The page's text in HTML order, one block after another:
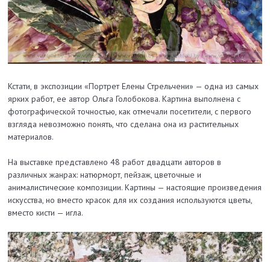
Кстати, в экспозиции «Портрет Елены Стрельчени» — одна из самых
ярких работ, ее автор Ольга Голобокова. Картина выполнена с
фотографической точностью, как отмечали посетители, с первого
взгляда невозможно понять, что сделана она из растительных
материалов.
На выставке представлено 48 работ двадцати авторов в
различных жанрах: натюрморт, пейзаж, цветочные и
анималистические композиции. Картины — настоящие произведения
искусства, но вместо красок для их создания используются цветы,
вместо кисти — игла.